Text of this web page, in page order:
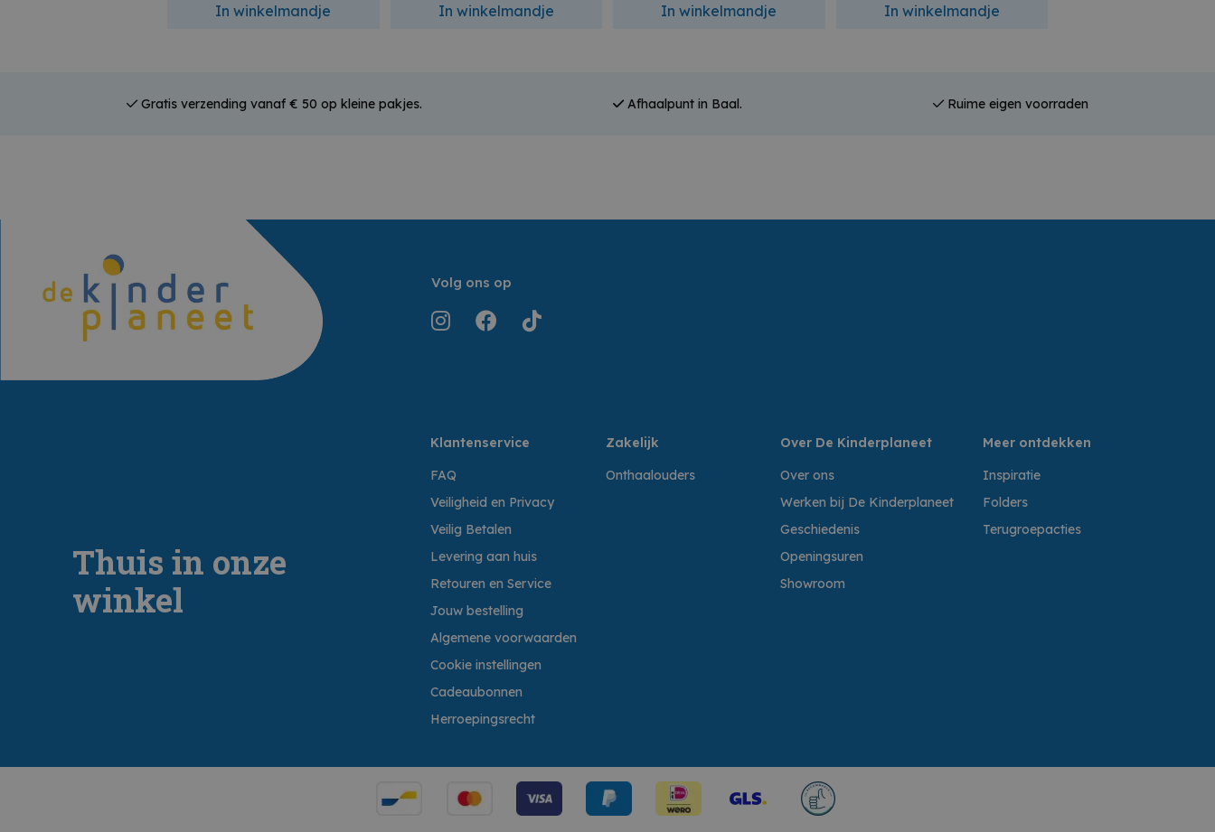
In winkelmandje In winkelmandje In winkelmandje In winkelmandje
Gratis verzending vanaf € 50 op kleine pakjes. Afhaalpunt in Baal. Ruime eigen voorraden
Volg ons op
Thuis in onze
winkel
Klantenservice
FAQ
Veiligheid en Privacy
Veilig Betalen
Levering aan huis
Retouren en Service
Jouw bestelling
Algemene voorwaarden
Cookie instellingen
Cadeaubonnen
Herroepingsrecht
Zakelijk
Onthaalouders
Over De Kinderplaneet
Over ons
Werken bij De Kinderplaneet
Geschiedenis
Openingsuren
Showroom
Meer ontdekken
Inspiratie
Folders
Terugroepacties